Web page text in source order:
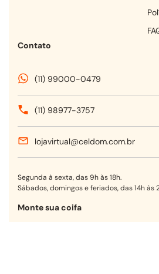
Contato
(11) 99000-0479
(11) 98977-3757
lojavirtual@celdom.com.br
Segunda à sexta, das 9h às 18h.
Sábados, domingos e feriados, das 14h às
Monte sua coifa